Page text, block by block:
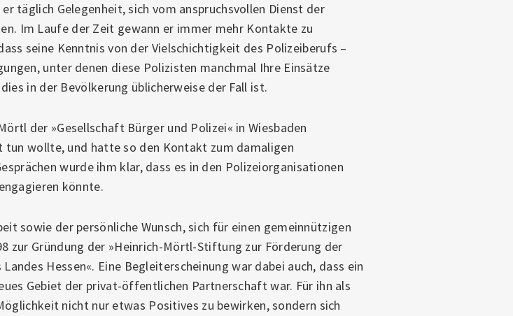
täglich Gelegenheit, sich vom anspruchsvollen Dienst der
Im Laufe der Zeit gewann er immer mehr Kontakte zu
seine Kenntnis von der Vielschichtigkeit des Polizeiberufs –
unter denen diese Polizisten manchmal Ihre Einsätze
in der Bevölkerung üblicherweise der Fall ist.
der »Gesellschaft Bürger und Polizei« in Wiesbaden
tun wollte, und hatte so den Kontakt zum damaligen
wurde ihm klar, dass es in den Polizeiorganisationen
könnte.
sowie der persönliche Wunsch, sich für einen gemeinnützigen
zur Gründung der »Heinrich-Mörtl-Stiftung zur Förderung der
Hessen«. Eine Begleiterscheinung war dabei auch, dass ein
Gebiet der privat-öffentlichen Partnerschaft war. Für ihn als
nicht nur etwas Positives zu bewirken, sondern sich